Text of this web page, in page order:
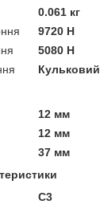
0.061 кг
9720 Н
5080 Н
Кульковий
12 мм
12 мм
37 мм
C3